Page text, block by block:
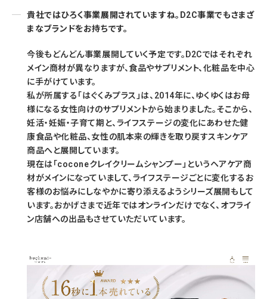
貴社ではひろく事業展開されていますね。D2C事業でもさまざ
まなブランドをお持ちです。
今後もどんどん事業展開していく予定です。D2Cではそれぞれ
メイン商材が異なりますが、食品やサプリメント、化粧品を中心
に手がけています。
私が所属する「はぐくみプラス」は、2014年に、ゆくゆくはお母
様になる女性向けのサプリメントから始まりました。そこから、
妊活・妊娠・子育て期と、ライフステージの変化にあわせた健
康食品や化粧品、女性の肌本来の輝きを取り戻すスキンケア
商品へと展開しています。
現在は「coconeクレイクリームシャンプー」というヘアケア商
材がメインになっていまして、ライフステージごとに変化するお
客様のお悩みにしなやかに寄り添えるようシリーズ展開もして
います。おかげさまで近年ではオンラインだけでなく、オフライ
ン店舗への出品もさせていただいています。